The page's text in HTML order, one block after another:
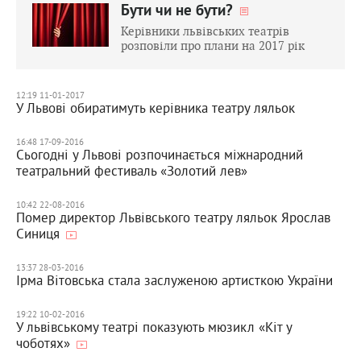
Бути чи не бути?
Керівники львівських театрів
розповіли про плани на 2017 рік
12:19 11-01-2017
У Львові обиратимуть керівника театру ляльок
16:48 17-09-2016
Сьогодні у Львові розпочинається міжнародний
театральний фестиваль «Золотий лев»
10:42 22-08-2016
Помер директор Львівського театру ляльок Ярослав
Синиця
13:37 28-03-2016
Ірма Вітовська стала заслуженою артисткою України
19:22 10-02-2016
У львівському театрі показують мюзикл «Кіт у
чоботях»